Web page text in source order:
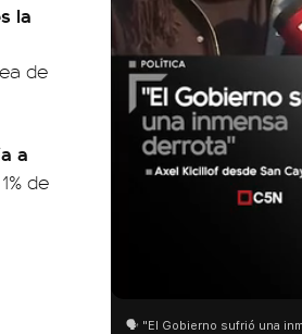
la
de
a
de
San Cayetano: Jorge García